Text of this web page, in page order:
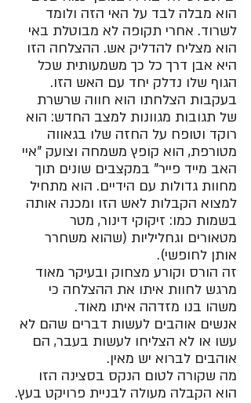
הוא מבלה לבד על האי הזה ולומד
לשרוד. אחרי תקופה לא מבוטלת באי
הוא מצליח להדליק אש. ההצלחה הזו
היא אבן דרך כל כך משמעותית שכל
הגוף שלו נדלק יחד עם האש הזו.
בעקבות הצלחתו הוא חווה שרשרת
של תגובות מגוונות למצב החדש: הוא
רוקד וטופח על החזה שלו בגאווה
מטורפת, הוא קופץ משמחה וצועק "איי
האב מייד פייר" במקצבים שונים תוך
מחוות גדולות עם הידיים. הוא מתחיל
למצוא הקבלות לאש הזו ומכנה אותה
בשמות כמו: זיקוקי דינור, מטר
מטאורים וגחליליות (שהוא משחרר
אותן לחופשי).
זה הורס וקורע מצחוק ובעיקר מאוד
מרגש לחוות איתו את ההצלחה כי
משהו בנו מזדהה איתו מאוד.
אנשים אוהבים לעשות דברים שהם לא
עשו או לא הצליחו לעשות בעבר, הם
אוהבים לברוא יש מאין.
מה שקורה לטום הנקס בסצינה הזו
הוא הקבלה מעולה לבניית פרויקט בעץ.